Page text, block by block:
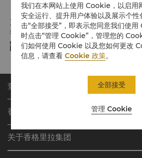
支付方式
我们接受指定平台的在线支付方式:
查找或预订
查找预订
会议与宴会
餐厅与酒吧
香格里拉会
会员计划概述
加入香格里拉会
关于香格里拉集团
我们在本网站上使用 Cookie，以启用
安全运行、提升用户体验以及展示个性
击“全部接受”，即表示您同意我们使
时点击“管理 Cookie”，管理您的
们如何使用 Cookie 以及您如何更改
信息，请查看Cookie 政策。
管理 Cookie
全部接受